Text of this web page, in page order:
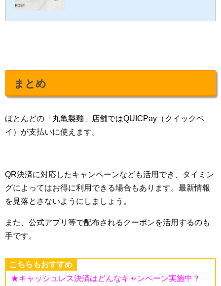
まとめ
ほとんどの「丸亀製麺」店舗ではQUICPay（クイックペ
イ）が支払いに使えます。
QR決済に対応したキャンペーンなども活用でき、タイミン
グによってはお得に利用できる場合もあります。最新情報
を見落とさないようにしましょう。
また、公式アプリ等で配布されるクーポンを活用するのも
手です。
こちらもおすすめ
★キャッシュレス決済はどんなキャンペーン実施中？